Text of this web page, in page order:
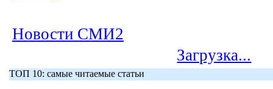
Новости СМИ2
Загрузка...
ТОП 10: самые читаемые статьи